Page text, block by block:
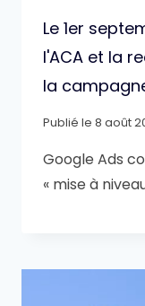
Le 1er
l'ACA et la
la
Publié le 8 août
Google Ads
« mise à